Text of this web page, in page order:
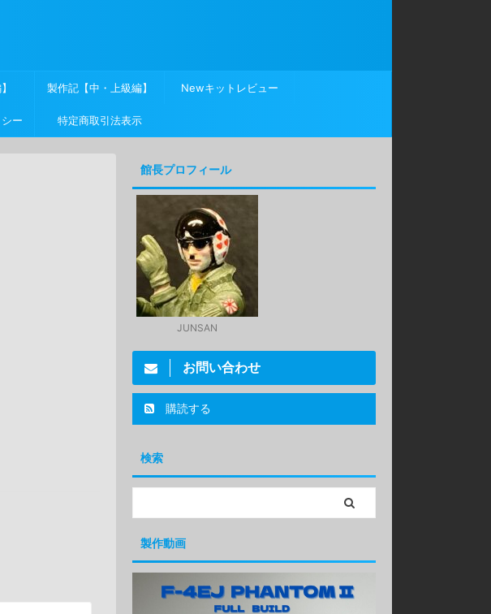
製作記【中・上級編】 Newキットレビュー
ー 特定商取引法表示
館長プロフィール
JUNSAN
お問い合わせ
購読する
検索
製作動画